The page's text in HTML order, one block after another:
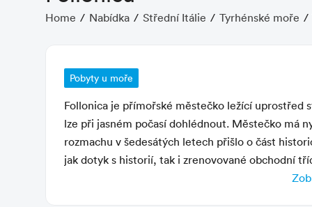
Home Nabídka Střední Itálie Tyrhénské moře
Pobyty u moře
Follonica je přímořské městečko ležící uprostřed
lze při jasném počasí dohlédnout. Městečko má
rozmachu v šedesátých letech přišlo o část
jak dotyk s historií, tak i zrenovované obchodní
historie a nevšedních památek můžeme